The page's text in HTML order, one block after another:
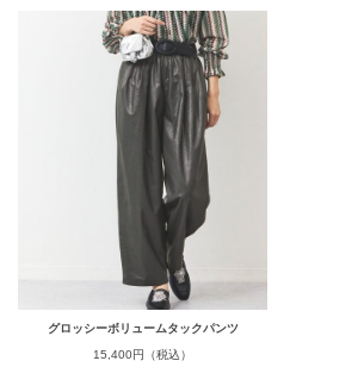
グロッシーボリュームタックパンツ
15,400円（税込）